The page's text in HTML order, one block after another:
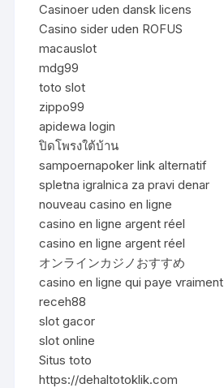
Casinoer uden dansk licens
Casino sider uden ROFUS
macauslot
mdg99
toto slot
zippo99
apidewa login
ปิดโพรงใต้บ้าน
sampoernapoker link alternatif
spletna igralnica za pravi denar
nouveau casino en ligne
casino en ligne argent réel
casino en ligne argent réel
オンラインカジノおすすめ
casino en ligne qui paye vraiment
receh88
slot gacor
slot online
Situs toto
https://dehaltotoklik.com